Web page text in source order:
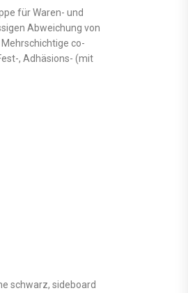
für Waren- und
Abweichung von
co-
, Adhäsions- (mit
schwarz, sideboard